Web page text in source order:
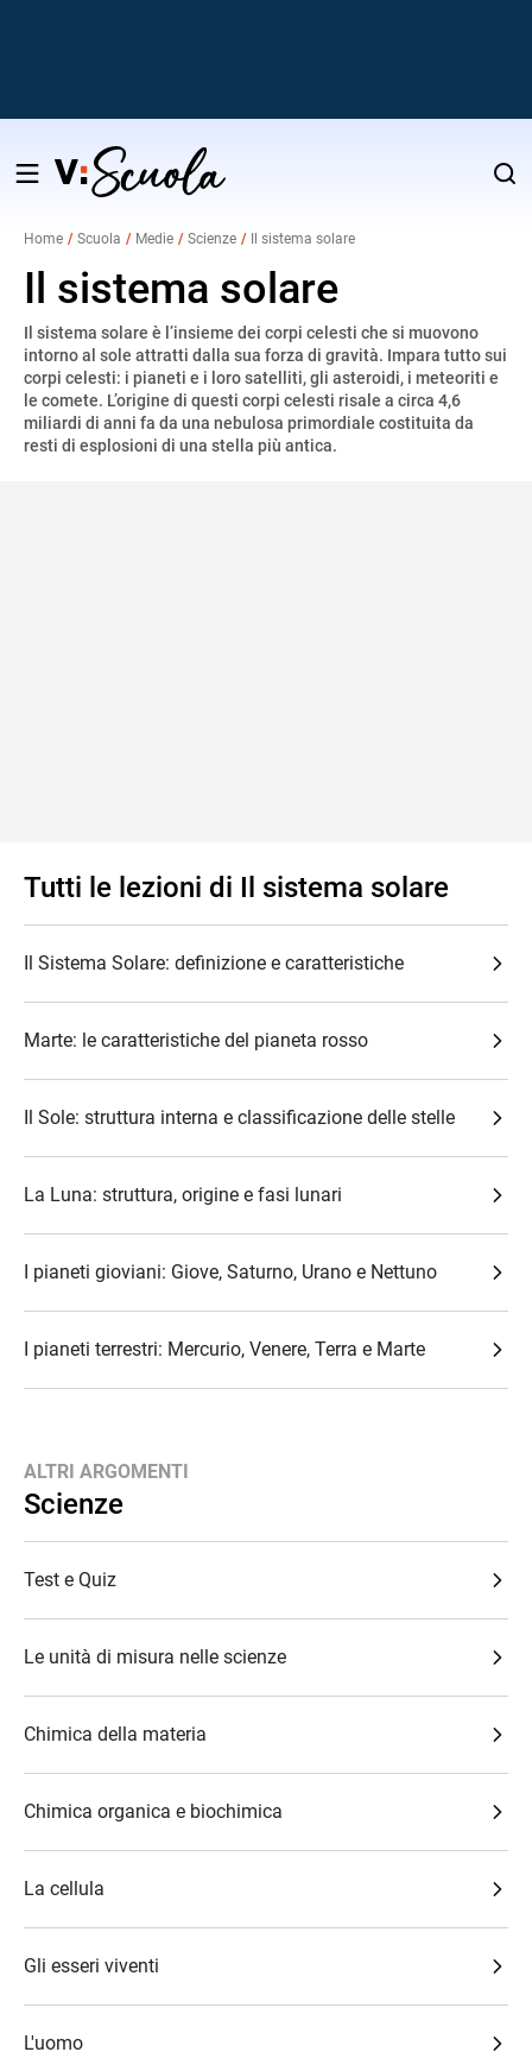
Salta
contenuto
Home Scuola Medie Scienze Il sistema solare
Il sistema solare
Il sistema solare è l’insieme dei corpi celesti che si muovono
intorno al sole attratti dalla sua forza di gravità. Impara tutto sui
corpi celesti: i pianeti e i loro satelliti, gli asteroidi, i meteoriti e
le comete. L’origine di questi corpi celesti risale a circa 4,6
miliardi di anni fa da una nebulosa primordiale costituita da
resti di esplosioni di una stella più antica.
Tutti le lezioni di Il sistema solare
Il Sistema Solare: definizione e caratteristiche
Marte: le caratteristiche del pianeta rosso
Il Sole: struttura interna e classificazione delle stelle
La Luna: struttura, origine e fasi lunari
I pianeti gioviani: Giove, Saturno, Urano e Nettuno
I pianeti terrestri: Mercurio, Venere, Terra e Marte
ALTRI ARGOMENTI
Scienze
Test e Quiz
Le unità di misura nelle scienze
Chimica della materia
Chimica organica e biochimica
La cellula
Gli esseri viventi
L'uomo